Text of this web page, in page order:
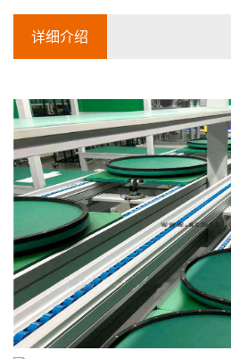
详细介绍